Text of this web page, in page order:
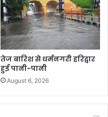
तेज बारिश से धर्मनगरी हरिद्वार
हुई पानी-पानी
August 6, 2026